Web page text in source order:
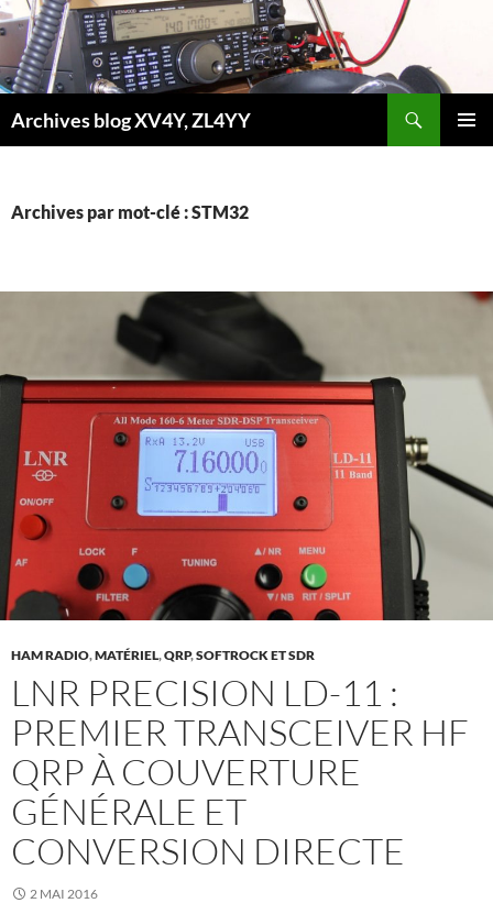
Aller
au
contenu
Archives blog XV4Y, ZL4YY
Archives par mot-clé : STM32
HAM RADIO,MATÉRIEL,QRP,SOFTROCK ET SDR
LNR PRECISION LD-11 :
PREMIER TRANSCEIVER HF
QRP À COUVERTURE
GÉNÉRALE ET
CONVERSION DIRECTE
2 MAI 2016